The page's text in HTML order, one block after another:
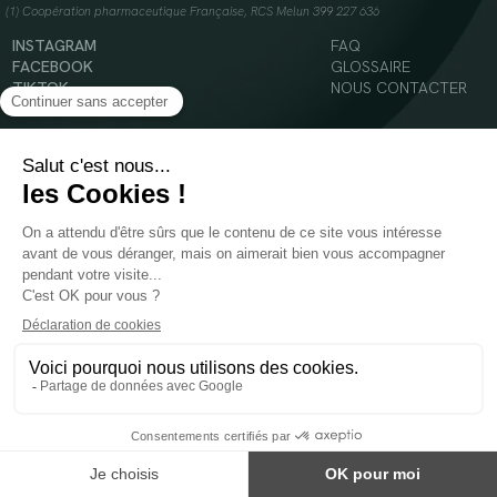
(1) Coopération pharmaceutique Française, RCS Melun 399 227 636
INSTAGRAM
FACEBOOK
TIKTOK
YOUTUBE
FAQ
GLOSSAIRE
NOUS CONTACTER
© 2024 Oenobiol Paris
Mentions légales
Politique en matière de cookies
POUR VOTRE SANTÉ, MANGEZ AU MOINS CINQ FRUITS ET LÉGUMES PAR JOUR -
Les complément alimentaires doivent être utilisés dans le cadre d'un mode de vie sain et
ne pas être utilisés comme substituts d'un régimes alimentaire varié et équilibré.